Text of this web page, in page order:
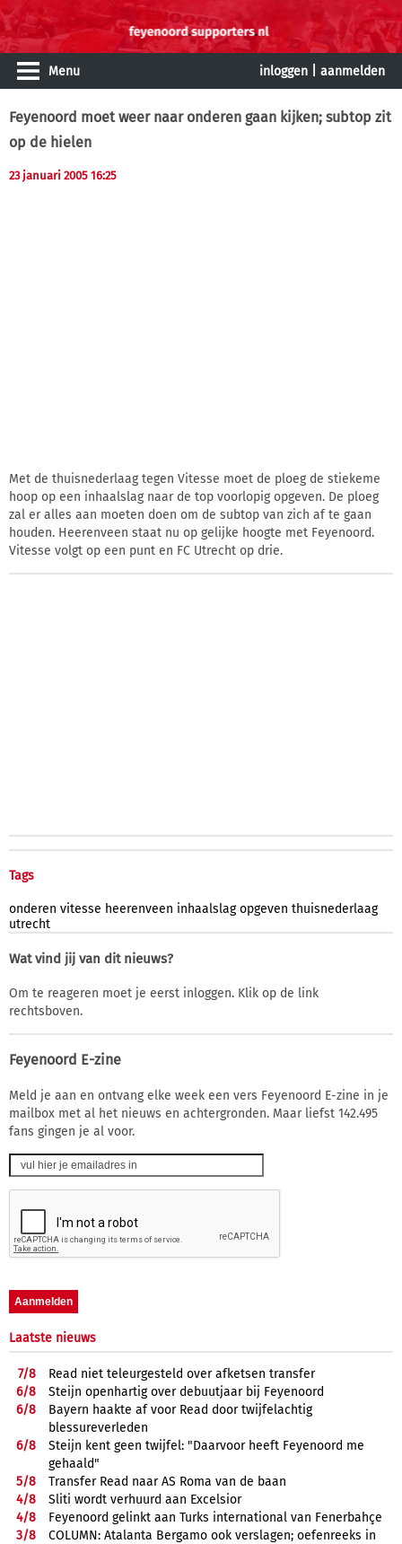
Menu inloggen aanmelden
Feyenoord moet weer naar onderen gaan kijken; subtop zit
op de hielen
23 januari 2005 16:25
Met de thuisnederlaag tegen Vitesse moet de ploeg de stiekeme
hoop op een inhaalslag naar de top voorlopig opgeven. De ploeg
zal er alles aan moeten doen om de subtop van zich af te gaan
houden. Heerenveen staat nu op gelijke hoogte met Feyenoord.
Vitesse volgt op een punt en FC Utrecht op drie.
Tags
onderen vitesse heerenveen inhaalslag opgeven thuisnederlaag
utrecht
Wat vind jij van dit nieuws?
Om te reageren moet je eerst inloggen. Klik op de link
rechtsboven.
Feyenoord E-zine
Meld je aan en ontvang elke week een vers Feyenoord E-zine in je
mailbox met al het nieuws en achtergronden. Maar liefst 142.495
fans gingen je al voor.
Laatste nieuws
7/8
Read niet teleurgesteld over afketsen transfer
6/8
Steijn openhartig over debuutjaar bij Feyenoord
6/8
Bayern haakte af voor Read door twijfelachtig
blessureverleden
6/8
Steijn kent geen twijfel: "Daarvoor heeft Feyenoord me
gehaald"
5/8
Transfer Read naar AS Roma van de baan
4/8
Sliti wordt verhuurd aan Excelsior
4/8
Feyenoord gelinkt aan Turks international van Fenerbahçe
3/8
COLUMN: Atalanta Bergamo ook verslagen; oefenreeks in